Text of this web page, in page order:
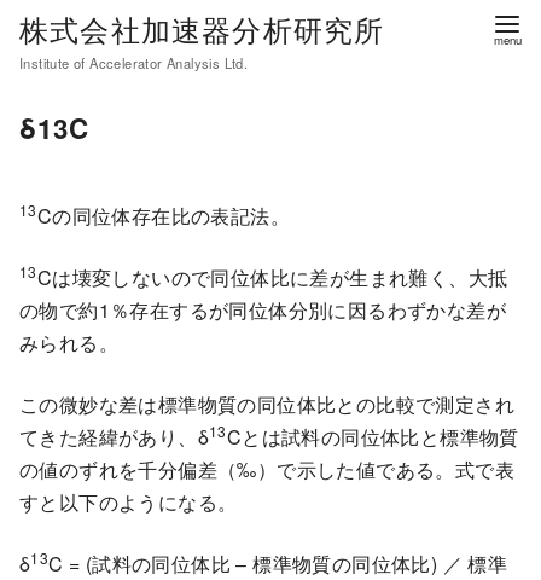
株式会社加速器分析研究所
Institute of Accelerator Analysis Ltd.
δ13C
13Cの同位体存在比の表記法。
13Cは壊変しないので同位体比に差が生まれ難く、大抵
の物で約1％存在するが同位体分別に因るわずかな差が
みられる。
この微妙な差は標準物質の同位体比との比較で測定され
てきた経緯があり、δ13Cとは試料の同位体比と標準物質
の値のずれを千分偏差（‰）で示した値である。式で表
すと以下のようになる。
δ13C = (試料の同位体比 – 標準物質の同位体比) ／ 標準